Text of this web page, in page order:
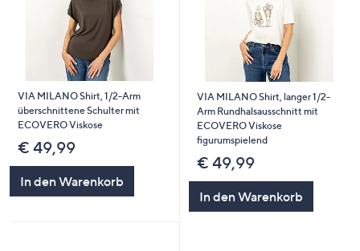
VIA MILANO Shirt, 1/2-Arm
überschnittene Schulter mit
ECOVERO Viskose
€ 49,99
In den Warenkorb
VIA MILANO Shirt, langer 1/2-
Arm Rundhalsausschnitt mit
ECOVERO Viskose
figurumspielend
€ 49,99
In den Warenkorb